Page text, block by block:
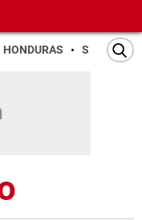
HONDURAS SAN PEDRO